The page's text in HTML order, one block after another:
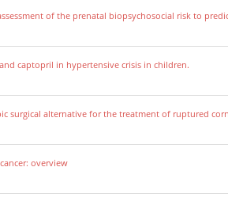
of the prenatal biopsychosocial risk to
captopril in hypertensive crisis in children.
surgical alternative for the treatment of ruptured
overview